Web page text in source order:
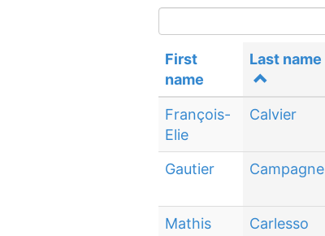
First
name
Last name
François-
Elie
Calvier
Gautier Campagne
Mathis Carlesso